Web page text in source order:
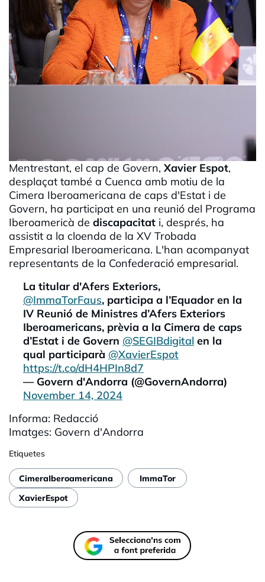
Mentrestant, el cap de Govern, Xavier Espot,
desplaçat també a Cuenca amb motiu de la
Cimera Iberoamericana de caps d'Estat i de
Govern, ha participat en una reunió del Programa
Iberoamericà de discapacitat i, després, ha
assistit a la cloenda de la XV Trobada
Empresarial Iberoamericana. L'han acompanyat
representants de la Confederació empresarial.
La titular d'Afers Exteriors,
@ImmaTorFaus, participa a l’Equador en la
IV Reunió de Ministres d’Afers Exteriors
Iberoamericans, prèvia a la Cimera de caps
d’Estat i de Govern @SEGIBdigital en la
qual participarà @XavierEspot
https://t.co/dH4HPIn8d7
— Govern d'Andorra (@GovernAndorra)
November 14, 2024
Informa: Redacció
Imatges: Govern d'Andorra
Etiquetes
CimeraIberoamericana
ImmaTor
XavierEspot